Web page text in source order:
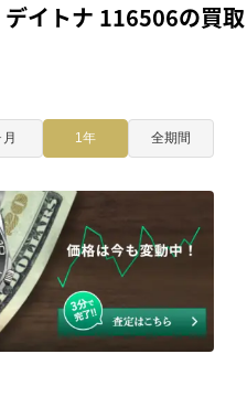
イトナ 116506の買取
1年 全期間